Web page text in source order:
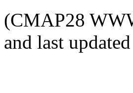
(CMAP28
and last